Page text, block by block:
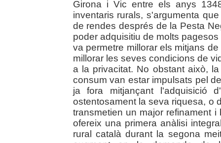
Girona i Vic entre els anys
inventaris rurals, s'argumenta
de rendes després de la Pesta
poder adquisitiu de molts
va permetre millorar els mitjans
millorar les seves condicions de
a la privacitat. No obstant això,
consum van estar impulsats pel
ja fora mitjançant l'adquisició
ostentosament la seva riquesa, o
transmetien un major refinament
ofereix una primera anàlisi
rural català durant la segona